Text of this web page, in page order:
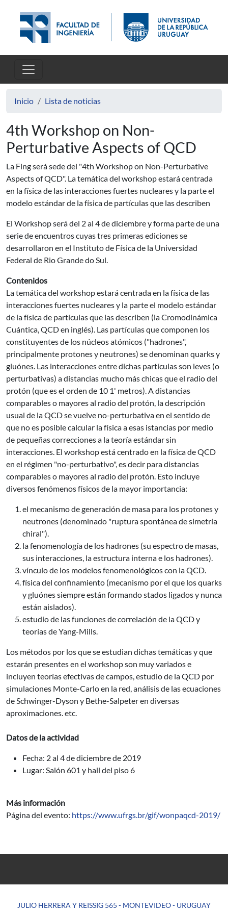
Inicio Lista de noticias
4th Workshop on Non-
Perturbative Aspects of QCD
La Fing será sede del "4th Workshop on Non-Perturbative
Aspects of QCD". La temática del workshop estará centrada
en la física de las interacciones fuertes nucleares y la parte el
modelo estándar de la física de partículas que las describen
El Workshop será del 2 al 4 de diciembre y forma parte de una
serie de encuentros cuyas tres primeras ediciones se
desarrollaron en el Instituto de Física de la Universidad
Federal de Rio Grande do Sul.
Contenidos
La temática del workshop estará centrada en la física de las
interacciones fuertes nucleares y la parte el modelo estándar
de la física de partículas que las describen (la Cromodinámica
Cuántica, QCD en inglés). Las partículas que componen los
constituyentes de los núcleos atómicos ("hadrones",
principalmente protones y neutrones) se denominan quarks y
gluónes. Las interacciones entre dichas partículas son leves (o
perturbativas) a distancias mucho más chicas que el radio del
protón (que es el orden de 10 1' metros). A distancias
comparables o mayores al radio del protón, la descripción
usual de la QCD se vuelve no-perturbativa en el sentido de
que no es posible calcular la física a esas istancias por medio
de pequeñas correcciones a la teoría estándar sin
interacciones. El workshop está centrado en la física de QCD
en el régimen "no-perturbativo", es decir para distancias
comparables o mayores al radio del protón. Esto incluye
diversos fenómenos físicos de la mayor importancia:
el mecanismo de generación de masa para los protones y
neutrones (denominado "ruptura spontánea de simetría
chiral").
la fenomenología de los hadrones (su espectro de masas,
sus interacciones, la estructura interna e los hadrones).
vínculo de los modelos fenomenológicos con la QCD.
física del confinamiento (mecanismo por el que los quarks
y gluónes siempre están formando stados ligados y nunca
están aislados).
estudio de las funciones de correlación de la QCD y
teorías de Yang-Mills.
Los métodos por los que se estudian dichas temáticas y que
estarán presentes en el workshop son muy variados e
incluyen teorías efectivas de campos, estudio de la QCD por
simulaciones Monte-Carlo en la red, análisis de las ecuaciones
de Schwinger-Dyson y Bethe-Salpeter en diversas
aproximaciones. etc.
Datos de la actividad
Fecha: 2 al 4 de diciembre de 2019
Lugar: Salón 601 y hall del piso 6
Más información
Página del evento: https://www.ufrgs.br/gif/wonpaqcd-2019/
JULIO HERRERA Y REISSIG 565 - MONTEVIDEO - URUGUAY